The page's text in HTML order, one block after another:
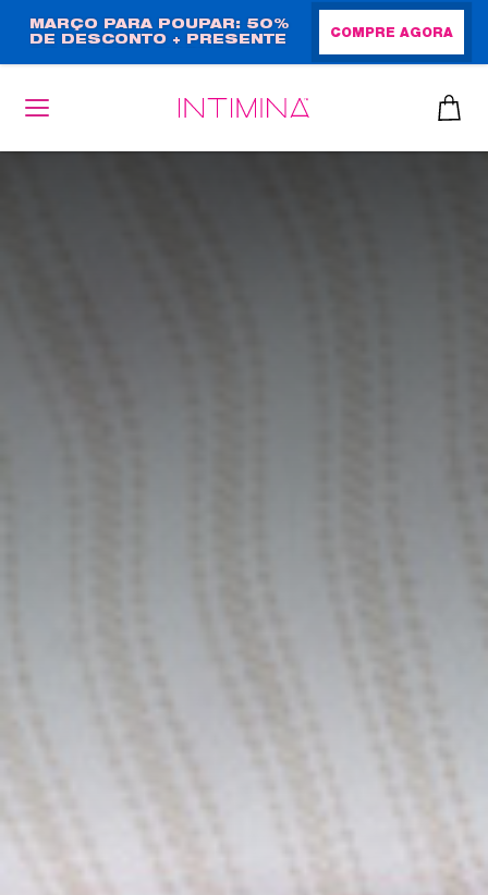
para
o
conteúdo
principal
MARÇO PARA POUPAR: 50%
DE DESCONTO + PRESENTE
COMPRE AGORA